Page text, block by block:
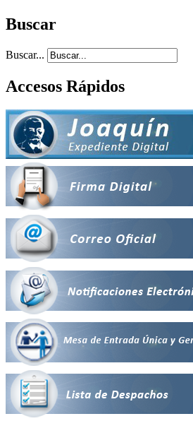
Buscar
Buscar...
Accesos Rápidos